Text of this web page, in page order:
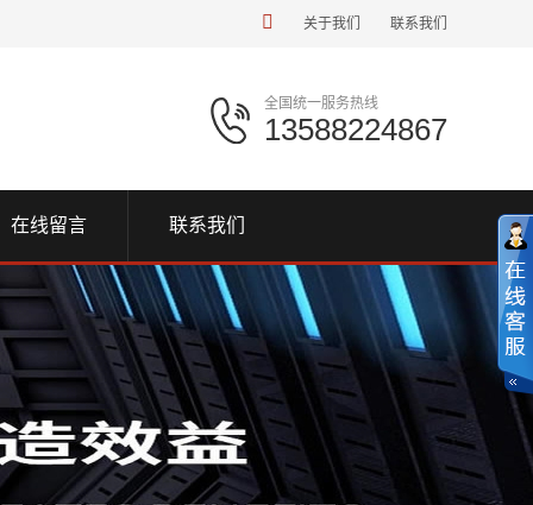
关于我们 联系我们
全国统一服务热线
13588224867
在线留言 联系我们